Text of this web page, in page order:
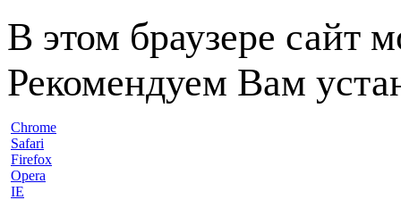
В этом браузере сайт
Рекомендуем Вам
Chrome
Safari
Firefox
Opera
IE